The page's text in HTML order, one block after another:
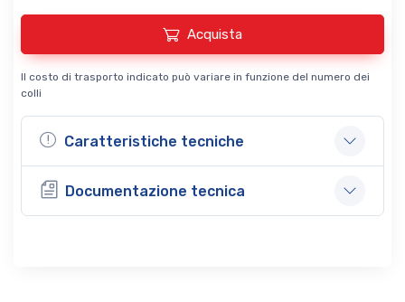
Acquista
Il costo di trasporto indicato può variare in funzione del numero dei
colli
Caratteristiche tecniche
Documentazione tecnica